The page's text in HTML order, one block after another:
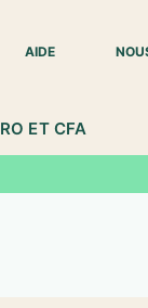
AIDE
ET CFA